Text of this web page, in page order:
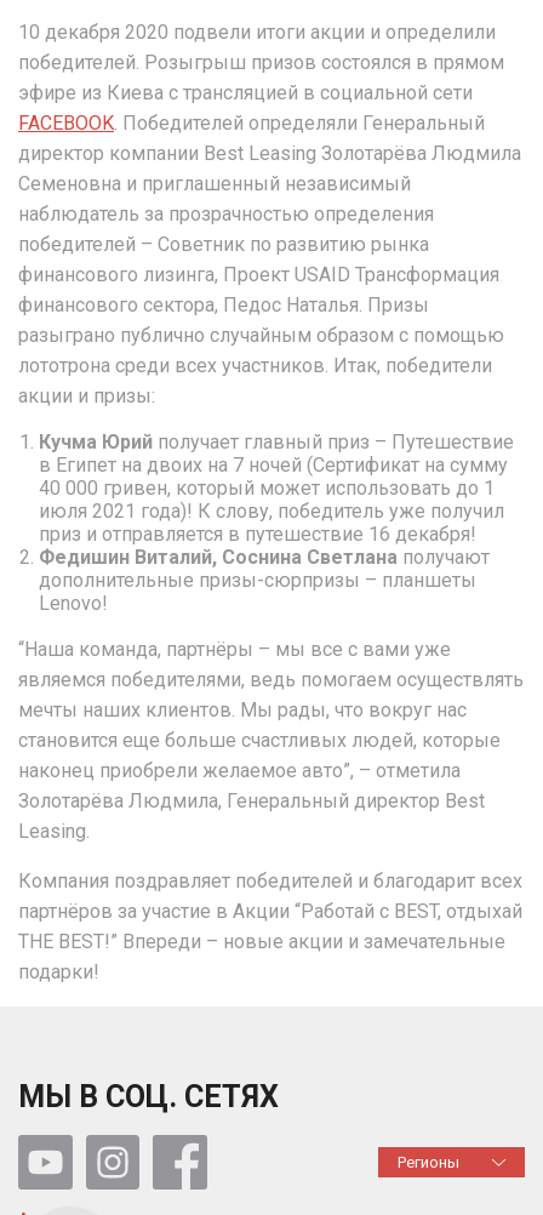
10 декабря 2020 подвели итоги акции и определили
победителей. Розыгрыш призов состоялся в прямом
эфире из Киева с трансляцией в социальной сети
FACEBOOK. Победителей определяли Генеральный
директор компании Best Leasing Золотарёва Людмила
Семеновна и приглашенный независимый
наблюдатель за прозрачностью определения
победителей – Советник по развитию рынка
финансового лизинга, Проект USAID Трансформация
финансового сектора, Педос Наталья. Призы
разыграно публично случайным образом с помощью
лототрона среди всех участников. Итак, победители
акции и призы:
Кучма Юрий получает главный приз – Путешествие
в Египет на двоих на 7 ночей (Сертификат на сумму
40 000 гривен, который может использовать до 1
июля 2021 года)! К слову, победитель уже получил
приз и отправляется в путешествие 16 декабря!
Федишин Виталий, Соснина Светлана получают
дополнительные призы-сюрпризы – планшеты
Lenovo!
“Наша команда, партнёры – мы все с вами уже
являемся победителями, ведь помогаем осуществлять
мечты наших клиентов. Мы рады, что вокруг нас
становится еще больше счастливых людей, которые
наконец приобрели желаемое авто”, – отметила
Золотарёва Людмила, Генеральный директор Best
Leasing.
Компания поздравляет победителей и благодарит всех
партнёров за участие в Акции “Работай с BEST, отдыхай
THE BEST!” Впереди – новые акции и замечательные
подарки!
МЫ В СОЦ. СЕТЯХ
Регионы